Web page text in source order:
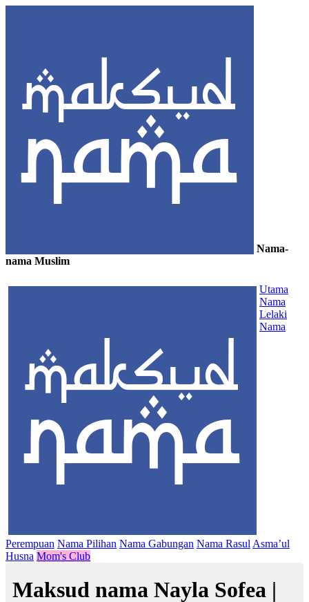
Nama-
nama Muslim
Utama
Nama
Lelaki
Nama
Perempuan Nama Pilihan Nama Gabungan Nama Rasul Asma’ul
Husna Mom's Club
Maksud nama Nayla Sofea |